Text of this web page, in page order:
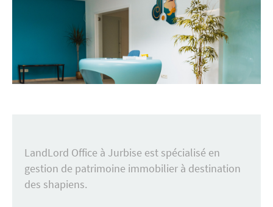
LandLord Office à Jurbise est spécialisé en
gestion de patrimoine immobilier à destination
des shapiens.